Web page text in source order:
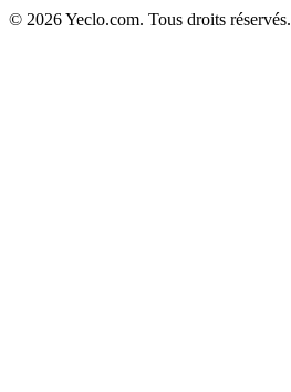
© 2026 Yeclo.com. Tous droits réservés.